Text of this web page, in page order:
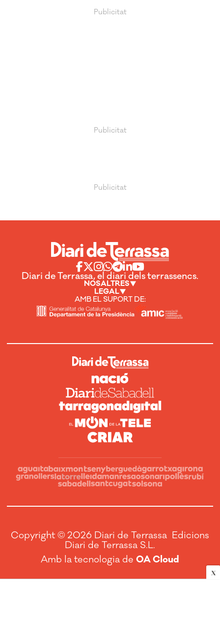
X
Diari de Terrassa, el diari dels terrassencs.
NOSALTRES
LEGAL
AMB EL SUPORT DE:
Copyright © 2026 Diari de Terrassa Edicions
Diari de Terrassa S.L.
Amb la tecnologia de OA Cloud